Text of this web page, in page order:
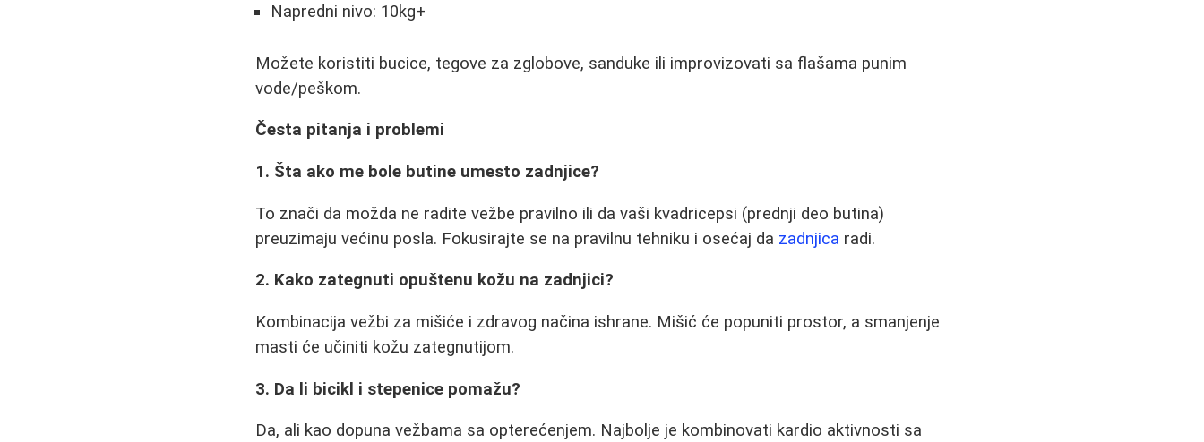
Napredni nivo: 10kg+
Možete koristiti bucice, tegove za zglobove, sanduke ili improvizovati sa flašama punim
vode/peškom.
Česta pitanja i problemi
1. Šta ako me bole butine umesto zadnjice?
To znači da možda ne radite vežbe pravilno ili da vaši kvadricepsi (prednji deo butina)
preuzimaju većinu posla. Fokusirajte se na pravilnu tehniku i osećaj da zadnjica radi.
2. Kako zategnuti opuštenu kožu na zadnjici?
Kombinacija vežbi za mišiće i zdravog načina ishrane. Mišić će popuniti prostor, a smanjenje
masti će učiniti kožu zategnutijom.
3. Da li bicikl i stepenice pomažu?
Da, ali kao dopuna vežbama sa opterećenjem. Najbolje je kombinovati kardio aktivnosti sa